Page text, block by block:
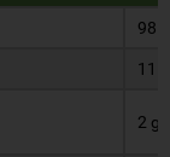
98
11 g
2 g